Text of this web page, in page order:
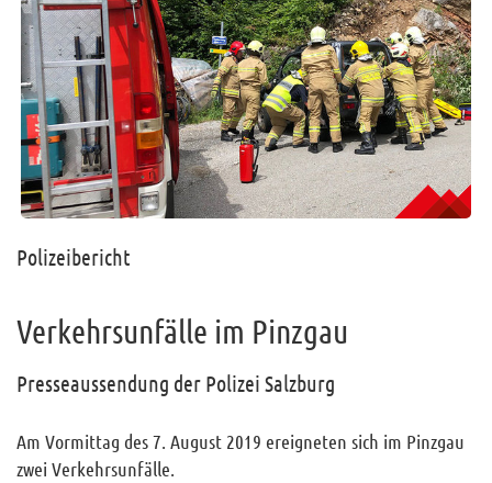
Polizeibericht
Verkehrsunfälle im Pinzgau
Presseaussendung der Polizei Salzburg
Am Vormittag des 7. August 2019 ereigneten sich im Pinzgau
zwei Verkehrsunfälle.